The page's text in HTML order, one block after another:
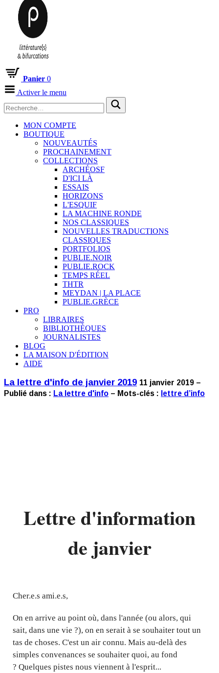
Panier 0
Activer le menu
MON COMPTE
BOUTIQUE
NOUVEAUTÉS
PROCHAINEMENT
COLLECTIONS
ARCHÉOSF
D'ICI LÀ
ESSAIS
HORIZONS
L'ESQUIF
LA MACHINE RONDE
NOS CLASSIQUES
NOUVELLES TRADUCTIONS
CLASSIQUES
PORTFOLIOS
PUBLIE.NOIR
PUBLIE.ROCK
TEMPS RÉEL
THTR
MEYDAN | LA PLACE
PUBLIE.GRÈCE
PRO
LIBRAIRES
BIBLIOTHÈQUES
JOURNALISTES
BLOG
LA MAISON D'ÉDITION
AIDE
La lettre d'info de janvier 2019 11 janvier 2019 –
Publié dans : La lettre d'info – Mots-clés : lettre d’info
Lettre d'information
de janvier
Cher.e.s ami.e.s,
On en arrive au point où, dans l'année (ou alors, qui
sait, dans une vie ?), on en serait à se souhaiter tout un
tas de choses. C'est un air connu. Mais au-delà des
simples convenances se souhaiter quoi, au fond
? Quelques pistes nous viennent à l'esprit...